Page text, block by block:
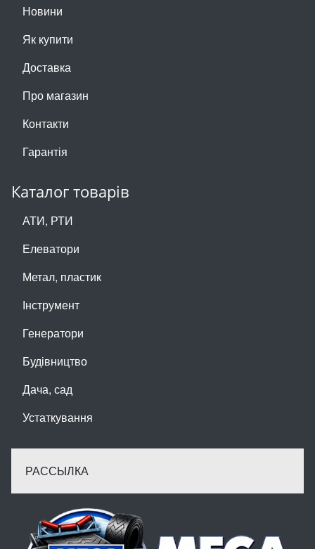
Новини
Як купити
Доставка
Про магазин
Контакти
Гарантія
Каталог товарів
АТИ, РТИ
Елеватори
Метал, пластик
Інструмент
Генератори
Будівництво
Дача, сад
Устаткування
РАССЫЛКА